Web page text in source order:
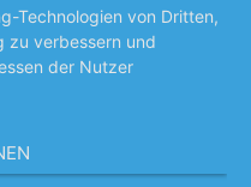
Technologien von Dritten,
zu verbessern und
der Nutzer